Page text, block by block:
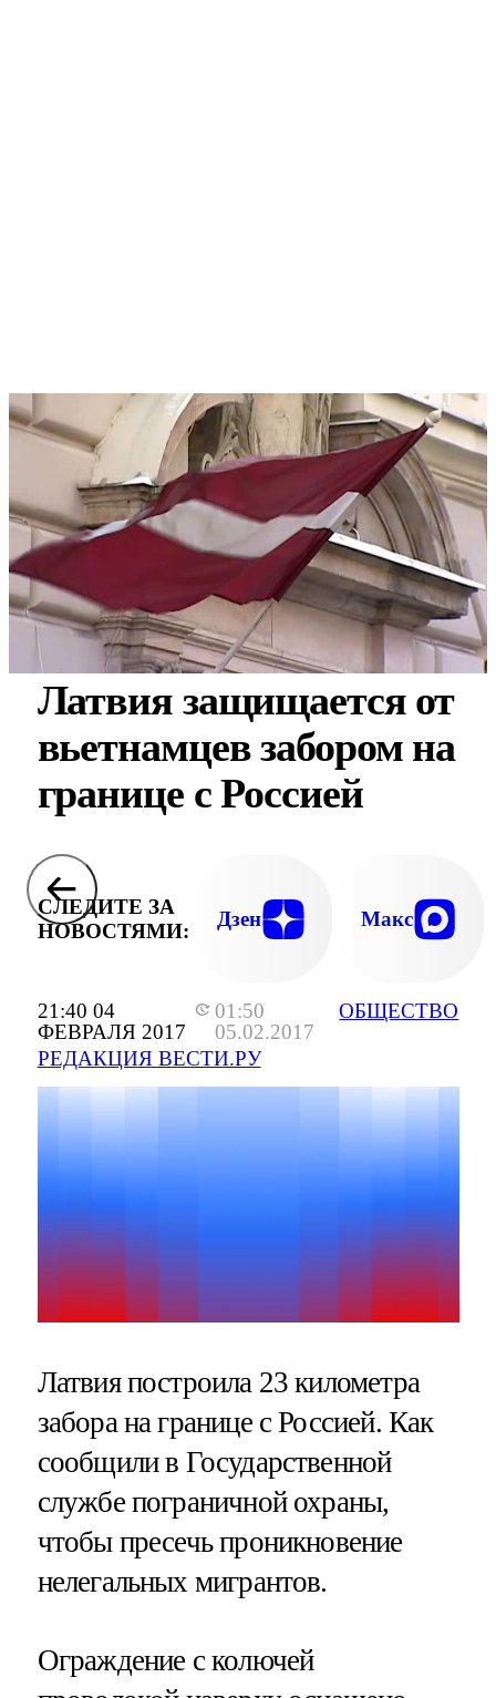
21:40 04
ФЕВРАЛЯ 2017
01:50
05.02.2017
РЕДАКЦИЯ ВЕСТИ.РУ
ОБЩЕСТВО
Латвия защищается от
вьетнамцев забором на
границе с Россией
СЛЕДИТЕ ЗА
НОВОСТЯМИ:
Дзен Макс
Латвия построила 23 километра
забора на границе с Россией. Как
сообщили в Государственной
службе пограничной охраны,
чтобы пресечь проникновение
нелегальных мигрантов.
Ограждение с колючей